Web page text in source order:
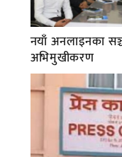
नयाँ अनलाइनका
अभिमुखीकरण